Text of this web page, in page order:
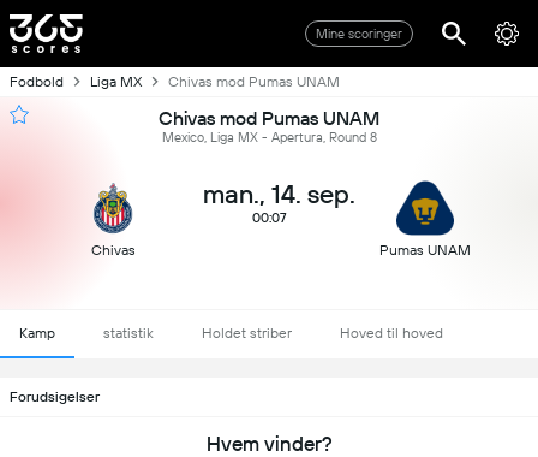
Mine scoringer
Fodbold Liga MX Chivas mod Pumas UNAM
Chivas mod Pumas UNAM
Mexico, Liga MX - Apertura, Round 8
Chivas
man., 14. sep.
00:07
Pumas UNAM
Kamp statistik Holdet striber Hoved til hoved
Forudsigelser
Hvem vinder?